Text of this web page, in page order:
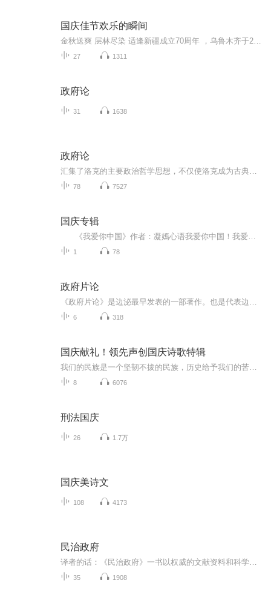
国庆佳节欢乐的瞬间
27 1311
政府论
31 1638
政府论
78 7527
国庆专辑
1 78
政府片论
6 318
国庆献礼！领先声创国庆诗歌特辑
8 6076
刑法国庆
26 1.7万
国庆美诗文
108 4173
民治政府
35 1908